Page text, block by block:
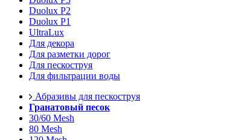
Duolux P2
Duolux P1
UltraLux
Для декора
Для разметки дорог
Для пескоструя
Для фильтрации воды
Абразивы для пескоструя
Гранатовый песок
30/60 Mesh
80 Mesh